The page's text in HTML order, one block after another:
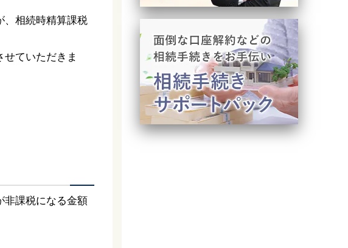
、相続時精算課税
ていただきま
非課税になる金額